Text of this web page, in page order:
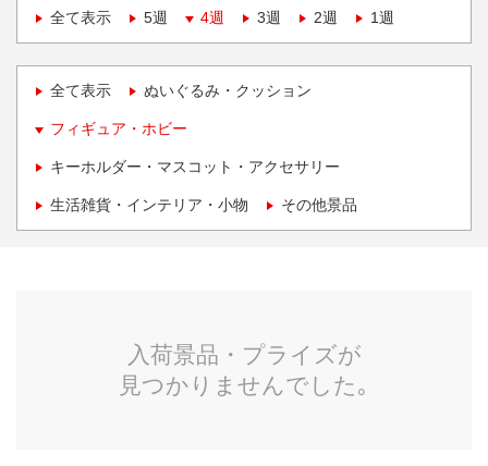
全て表示
5週 4週 3週 2週 1週
全て表示 ぬいぐるみ・クッション
フィギュア・ホビー
キーホルダー・マスコット・アクセサリー
生活雑貨・インテリア・小物 その他景品